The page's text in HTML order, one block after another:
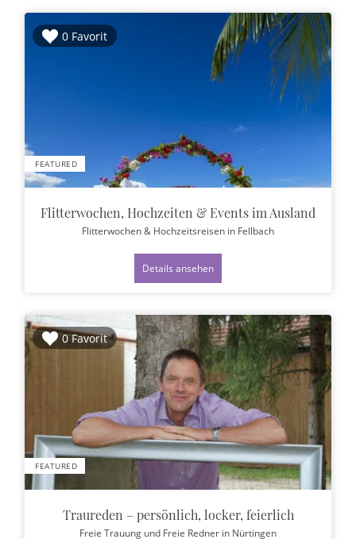
0 Favorit
FEATURED
Flitterwochen, Hochzeiten & Events im Ausland
Flitterwochen & Hochzeitsreisen in Fellbach
Details ansehen
0 Favorit
FEATURED
Traureden – persönlich, locker, feierlich
Freie Trauung und Freie Redner in Nürtingen